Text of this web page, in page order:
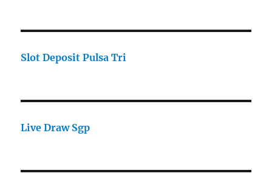
Slot Deposit Pulsa Tri
Live Draw Sgp